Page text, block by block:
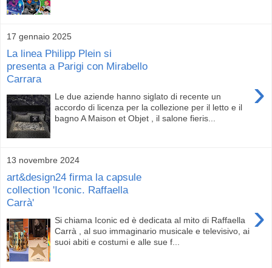
17 gennaio 2025
La linea Philipp Plein si
presenta a Parigi con Mirabello
Carrara
›
Le due aziende hanno siglato di recente un
accordo di licenza per la collezione per il letto e il
bagno A Maison et Objet , il salone fieris...
13 novembre 2024
art&design24 firma la capsule
collection 'Iconic. Raffaella
Carrà'
›
Si chiama Iconic ed è dedicata al mito di Raffaella
Carrà , al suo immaginario musicale e televisivo, ai
suoi abiti e costumi e alle sue f...